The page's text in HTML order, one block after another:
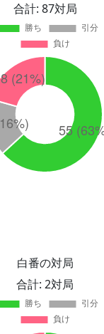
合計: 87対局
白番の対局
合計: 2対局